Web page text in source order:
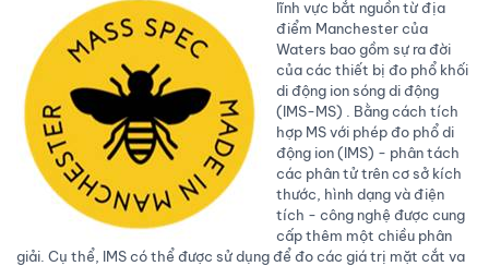
lĩnh vực bắt nguồn từ địa
điểm Manchester của
Waters bao gồm sự ra đời
của các thiết bị đo phổ khối
di động ion sóng di động
(IMS-MS) . Bằng cách tích
hợp MS với phép đo phổ di
động ion (IMS) - phân tách
các phân tử trên cơ sở kích
thước, hình dạng và điện
tích - công nghệ được cung
cấp thêm một chiều phân
giải. Cụ thể, IMS có thể được sử dụng để đo các giá trị mặt cắt va